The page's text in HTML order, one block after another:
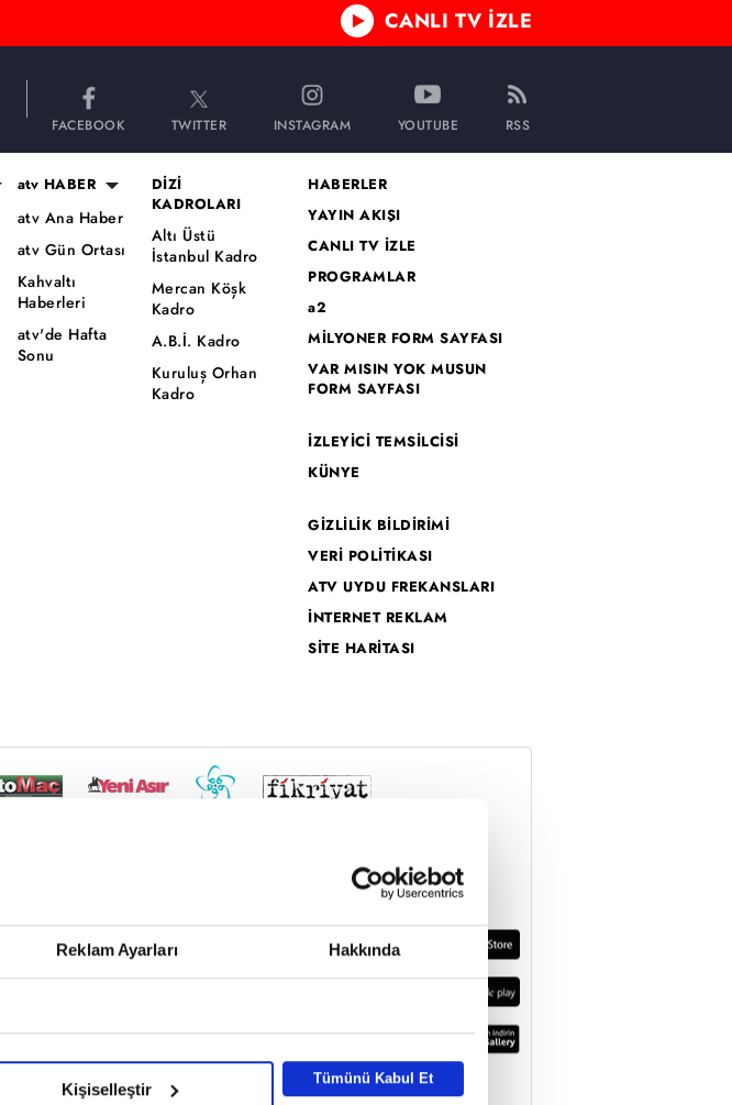
Reklam Ayarları Hakkında
Kişiselleştir
Tümünü Kabul Et
CANLI TV İZLE
FACEBOOK TWITTER INSTAGRAM YOUTUBE RSS
atv HABER
atv Ana Haber
atv Gün Ortası
Kahvaltı
Haberleri
atv'de Hafta
Sonu
DİZİ
KADROLARI
Altı Üstü
İstanbul Kadro
Mercan Köşk
Kadro
A.B.İ. Kadro
Kuruluş Orhan
Kadro
HABERLER
YAYIN AKIŞI
CANLI TV İZLE
PROGRAMLAR
a2
MİLYONER FORM SAYFASI
VAR MISIN YOK MUSUN
FORM SAYFASI
İZLEYİCİ TEMSİLCİSİ
KÜNYE
GİZLİLİK BİLDİRİMİ
VERİ POLİTİKASI
ATV UYDU FREKANSLARI
İNTERNET REKLAM
SİTE HARİTASI